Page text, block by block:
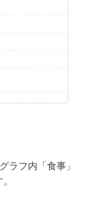
ラフ内「食事」